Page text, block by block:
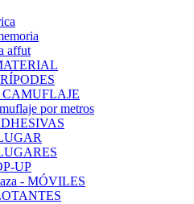
affut
CAMUFLAJE
por metros
UP
- MÓVILES